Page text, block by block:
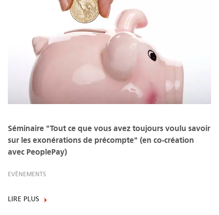
Séminaire "Tout ce que vous avez toujours voulu savoir
sur les exonérations de précompte" (en co-création
avec PeoplePay)
EVÈNEMENTS
LIRE PLUS